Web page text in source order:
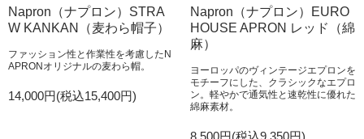
Napron（ナプロン）STRA
W KANKAN（麦わら帽子）
ファッション性と作業性を考慮したN
APRONオリジナルの麦わら帽。
14,000円(税込15,400円)
Napron（ナプロン）EURO
HOUSE APRON レッド（綿
麻）
ヨーロッパのヴィンテージエプロンを
モチーフにした、クラシックなエプロ
ン。軽やかで通気性と速乾性に優れた
綿麻素材。
8,500円(税込9,350円)